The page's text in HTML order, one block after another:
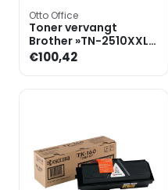
Otto Office
Toner vervangt
Brother »TN-2510XXL«
zwart
€100,42